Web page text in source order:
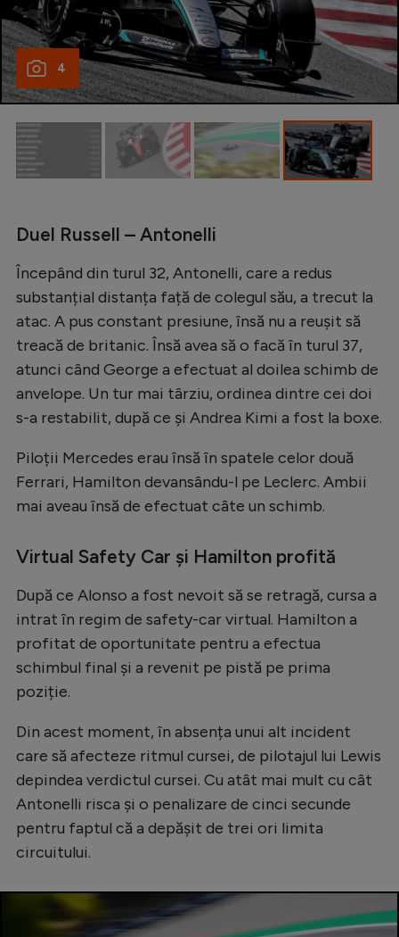
4
Duel Russell – Antonelli
Începând din turul 32, Antonelli, care a redus
substanțial distanța față de colegul său, a trecut la
atac. A pus constant presiune, însă nu a reușit să
treacă de britanic. Însă avea să o facă în turul 37,
atunci când George a efectuat al doilea schimb de
anvelope. Un tur mai târziu, ordinea dintre cei doi
s-a restabilit, după ce și Andrea Kimi a fost la boxe.
Piloții Mercedes erau însă în spatele celor două
Ferrari, Hamilton devansându-l pe Leclerc. Ambii
mai aveau însă de efectuat câte un schimb.
Virtual Safety Car și Hamilton profită
După ce Alonso a fost nevoit să se retragă, cursa a
intrat în regim de safety-car virtual. Hamilton a
profitat de oportunitate pentru a efectua
schimbul final și a revenit pe pistă pe prima
poziție.
Din acest moment, în absența unui alt incident
care să afecteze ritmul cursei, de pilotajul lui Lewis
depindea verdictul cursei. Cu atât mai mult cu cât
Antonelli risca și o penalizare de cinci secunde
pentru faptul că a depășit de trei ori limita
circuitului.